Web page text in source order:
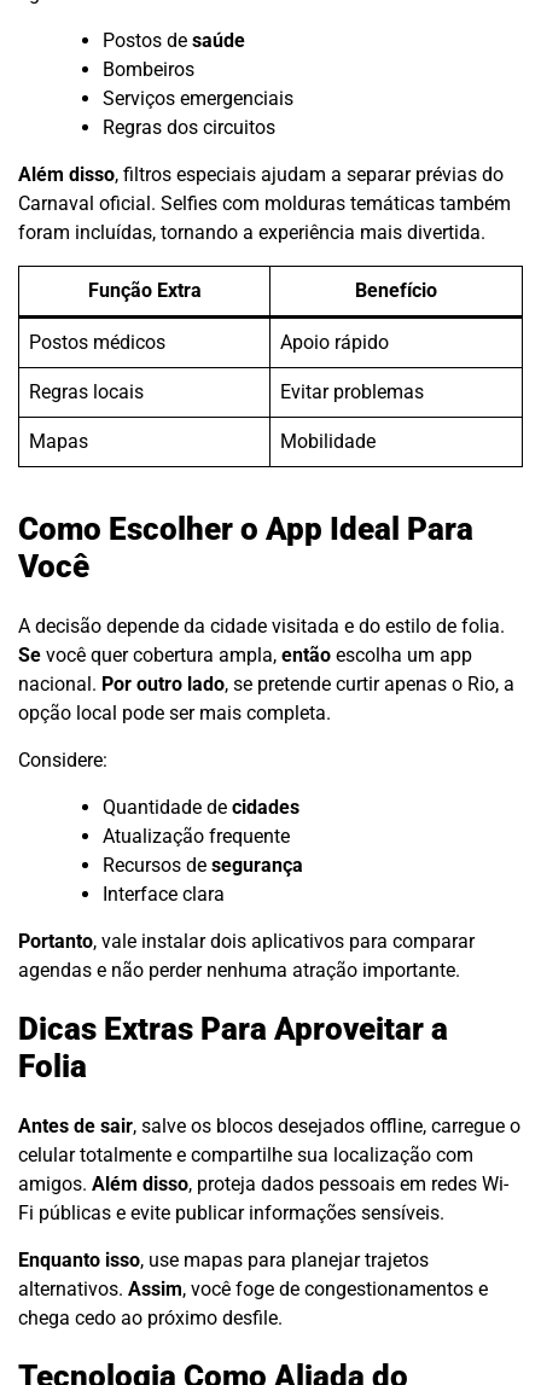
Postos de saúde
Bombeiros
Serviços emergenciais
Regras dos circuitos
Além disso, filtros especiais ajudam a separar prévias do
Carnaval oficial. Selfies com molduras temáticas também
foram incluídas, tornando a experiência mais divertida.
Função Extra Benefício
Postos médicos Apoio rápido
Regras locais Evitar problemas
Mapas Mobilidade
Como Escolher o App Ideal Para
Você
A decisão depende da cidade visitada e do estilo de folia.
Se você quer cobertura ampla, então escolha um app
nacional. Por outro lado, se pretende curtir apenas o Rio, a
opção local pode ser mais completa.
Considere:
Quantidade de cidades
Atualização frequente
Recursos de segurança
Interface clara
Portanto, vale instalar dois aplicativos para comparar
agendas e não perder nenhuma atração importante.
Dicas Extras Para Aproveitar a
Folia
Antes de sair, salve os blocos desejados offline, carregue o
celular totalmente e compartilhe sua localização com
amigos. Além disso, proteja dados pessoais em redes Wi-
Fi públicas e evite publicar informações sensíveis.
Enquanto isso, use mapas para planejar trajetos
alternativos. Assim, você foge de congestionamentos e
chega cedo ao próximo desfile.
Tecnologia Como Aliada do